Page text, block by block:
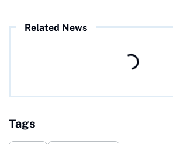
Related News
Tags